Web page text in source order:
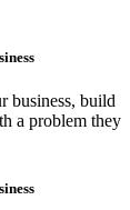
business, build
a problem they